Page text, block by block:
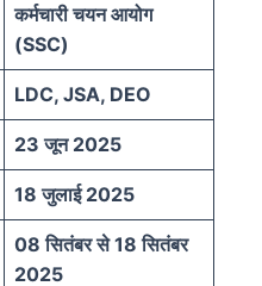
कर्मचारी चयन आयोग
(SSC)
LDC, JSA, DEO
23 जून 2025
18 जुलाई 2025
08 सितंबर से 18 सितंबर
2025